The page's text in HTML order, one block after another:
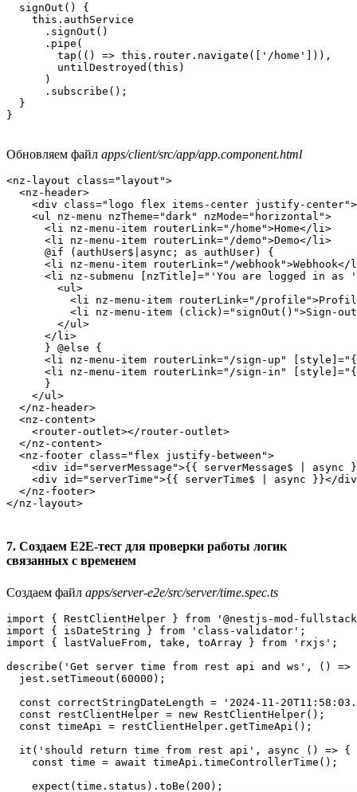
  signOut() {
    this.authService
      .signOut()
      .pipe(
        tap(() => this.router.navigate(['/home'])),
        untilDestroyed(this)
      )
      .subscribe();
  }
Обновляем файл apps/client/src/app/app.component.html
<nz-layout class="layout">
  <nz-header>
<div class="logo flex items-center justify-
    <ul nz-menu nzTheme="dark" nzMode="horizontal">
      <li nz-menu-item routerLink="/home">Home</li>
      <li nz-menu-item routerLink="/demo">Demo</li>
      @if (authUser$|async; as authUser) {
<li nz-menu-item routerLink="/webhook">Webhook</
<li nz-submenu [nzTitle]="'You are logged in as
        <ul>
<li nz-menu-item routerLink="/
<li nz-menu-item (click)="signOut()">Sign-
        </ul>
      </li>
      } @else {
<li nz-menu-item routerLink="/sign-up"
<li nz-menu-item routerLink="/sign-in"
      }
    </ul>
  </nz-header>
  <nz-content>
    <router-outlet></router-outlet>
  </nz-content>
  <nz-footer class="flex justify-between">
<div id="serverMessage">{{ serverMessage$ | async
<div id="serverTime">{{ serverTime$ | async }}</
  </nz-footer>
7. Создаем E2E-тест для проверки работы логик
связанных с временем
Создаем файл apps/server-e2e/src/server/time.spec.ts
import { RestClientHelper } from '@nestjs-mod-
import { isDateString } from 'class-validator';
import { lastValueFrom, take, toArray } from 'rxjs';
describe('Get server time from rest api and ws', () =>
  jest.setTimeout(60000);
const correctStringDateLength = '2024-11-
  const restClientHelper = new RestClientHelper();
  const timeApi = restClientHelper.getTimeApi();
  it('should return time from rest api', async () => {
    const time = await timeApi.timeControllerTime();
    expect(time.status).toBe(200);